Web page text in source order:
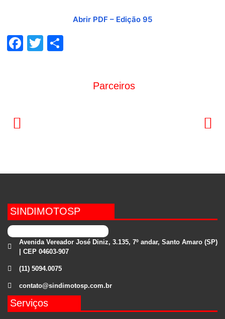
Abrir PDF – Edição 95
Facebook
Twitter
Parceiros
SINDIMOTOSP
Avenida Vereador José Diniz, 3.135, 7º andar, Santo Amaro (SP)
| CEP 04603-907
(11) 5094.0075
contato@sindimotosp.com.br
Serviços